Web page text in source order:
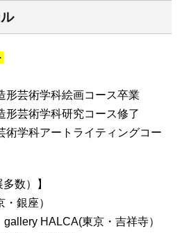
芸術学科絵画コース卒業
芸術学科研究コース修了
学科アートライティングコー
数）】
銀座）
HALCA(東京・吉祥寺）